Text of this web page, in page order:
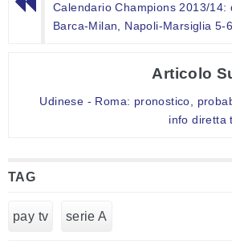
Calendario Champions 2013/14:
Barca-Milan, Napoli-Marsiglia 5-
Articolo
Udinese - Roma: pronostico,
info diretta
TAG
pay tv serie A